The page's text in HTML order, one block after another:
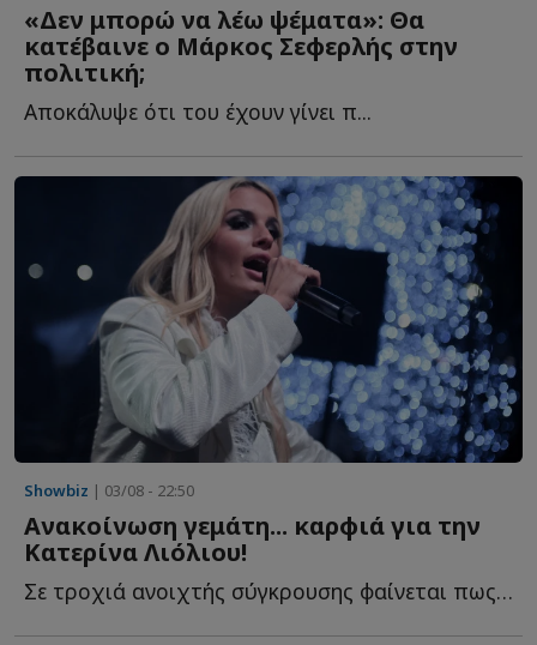
«Δεν μπορώ να λέω ψέματα»: Θα
κατέβαινε ο Μάρκος Σεφερλής στην
πολιτική;
Αποκάλυψε ότι του έχουν γίνει π...
Showbiz | 03/08 - 22:50
Ανακοίνωση γεμάτη... καρφιά για την
Κατερίνα Λιόλιου!
Σε τροχιά ανοιχτής σύγκρουσης φαίνεται πως βρίσκονται π...